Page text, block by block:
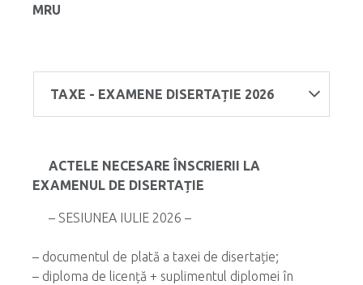
MRU
TAXE - EXAMENE DISERTAȚIE 2026
ACTELE NECESARE ÎNSCRIERII LA
EXAMENUL DE DISERTAȚIE
– SESIUNEA IULIE 2026 –
– documentul de plată a taxei de disertație;
– diploma de licență + suplimentul diplomei în